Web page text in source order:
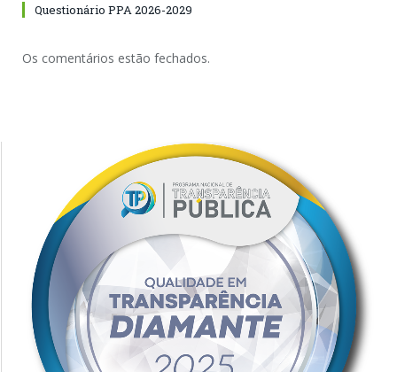
Questionário PPA 2026-2029
Os comentários estão fechados.